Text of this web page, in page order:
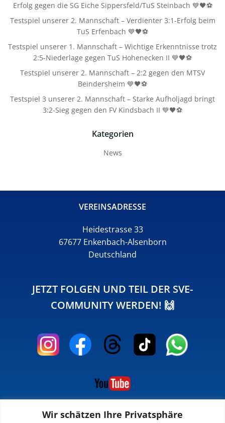
Wir schätzen Ihre Privatsphäre
Erfolg gegen die SG Eiche Sippersfeld/TuS Steinbach 💙🖤⚽
Testspiel unserer 2. Mannschaft – Verdienter 3:1-Erfolg beim
TuS Erfenbach 💙🖤⚽
Testspiel unserer 1. Mannschaft – Wichtige Erkenntnisse trotz
2:5-Niederlage gegen TuS Hohenecken II 💙🖤⚽
Testspiel unserer 2. Mannschaft – 2:2 gegen den MTSV
Beindersheim 💙🖤⚽
Testspiel 3 unserer 2. Mannschaft – Starke Aufholjagd bringt
3:2-Sieg gegen den FV Kindsbach II 💙🖤⚽
Kategorien
News
VEREINSADRESSE
Heidestrasse 33
67677 Enkenbach-Alsenborn
Deutschland
JETZT FOLGEN UND TEIL DER SVE-
COMMUNITY WERDEN! 🙌